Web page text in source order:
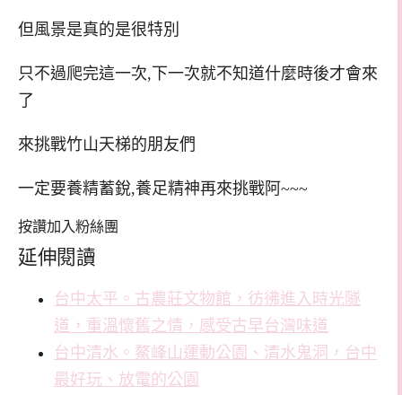
但風景是真的是很特別
只不過爬完這一次,下一次就不知道什麼時後才會來
了
來挑戰竹山天梯的朋友們
一定要養精蓄銳,養足精神再來挑戰阿~~~
按讚加入粉絲團
延伸閱讀
台中太平。古農莊文物館，彷彿進入時光隧
道，重溫懷舊之情，感受古早台灣味道
台中清水。鰲峰山運動公園、清水鬼洞，台中
最好玩、放電的公園